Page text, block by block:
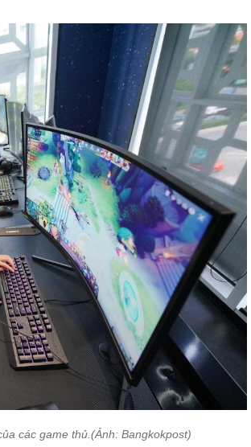
các game thủ.(Ảnh: Bangkokpost)